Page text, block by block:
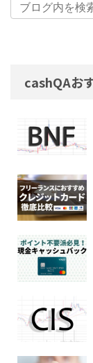
cashQAお